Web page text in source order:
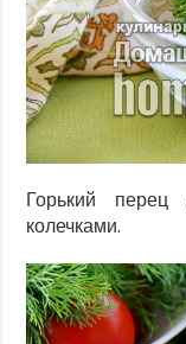
Горький
колечками.